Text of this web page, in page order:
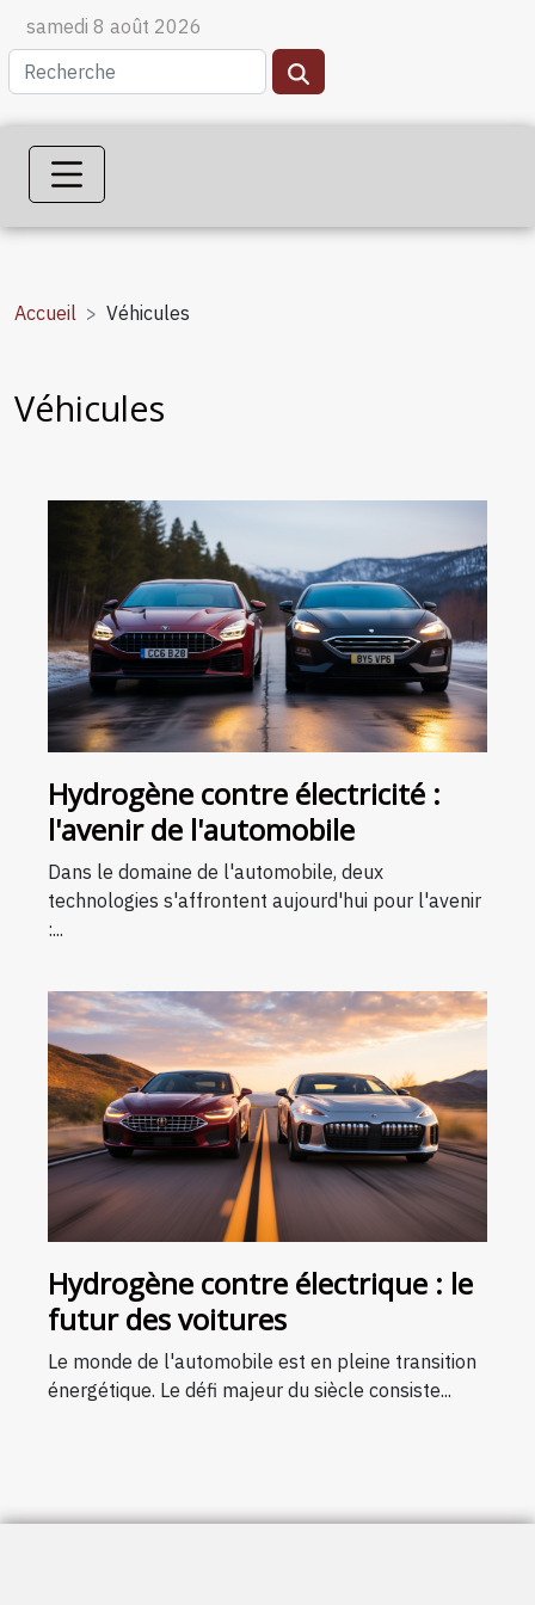
samedi 8 août 2026
Accueil Véhicules
Véhicules
Hydrogène contre électricité :
l'avenir de l'automobile
Dans le domaine de l'automobile, deux
technologies s'affrontent aujourd'hui pour l'avenir
:...
Hydrogène contre électrique : le
futur des voitures
Le monde de l'automobile est en pleine transition
énergétique. Le défi majeur du siècle consiste...